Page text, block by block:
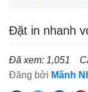
Đặt in nhanh
Đã xem: 1,051
Đăng bởi Mãnh